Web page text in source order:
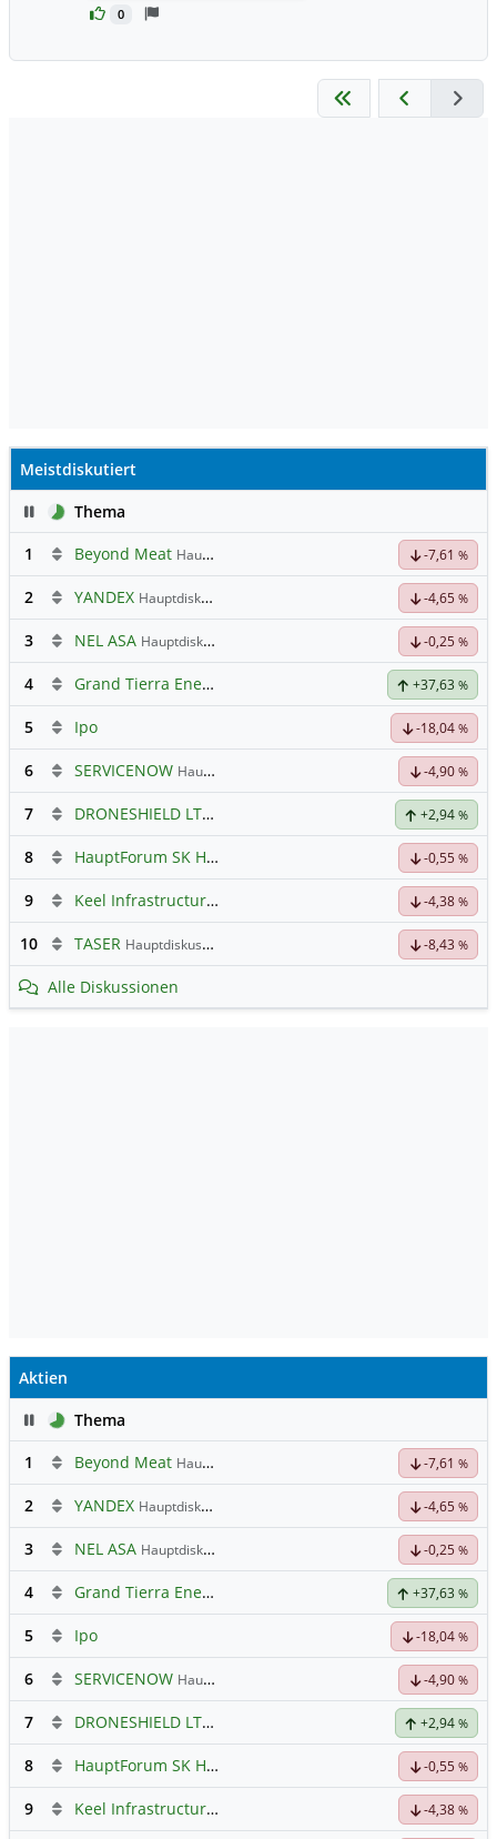
0
Meistdiskutiert
PauseThema
1
Beyond Meat Hauptdiskussion -7,61 %
2 YANDEX Hauptdiskussion -4,65 %
3 NEL ASA Hauptdiskussion -0,25 %
4 Grand Tierra Energy +37,63 %
5 Ipo -18,04 %
6 SERVICENOW Hauptdiskussion -4,90 %
7 DRONESHIELD LTD +2,94 %
8 HauptForum SK HYNIC -0,55 %
9 Keel Infrastructure Corporation Hauptdiskussion -4,38 %
10 TASER Hauptdiskussion -8,43 %
Alle Diskussionen
Aktien
PauseThema
1
Beyond Meat Hauptdiskussion -7,61 %
2 YANDEX Hauptdiskussion -4,65 %
3 NEL ASA Hauptdiskussion -0,25 %
4 Grand Tierra Energy +37,63 %
5 Ipo -18,04 %
6 SERVICENOW Hauptdiskussion -4,90 %
7 DRONESHIELD LTD +2,94 %
8 HauptForum SK HYNIC -0,55 %
9 Keel Infrastructure Corporation Hauptdiskussion -4,38 %